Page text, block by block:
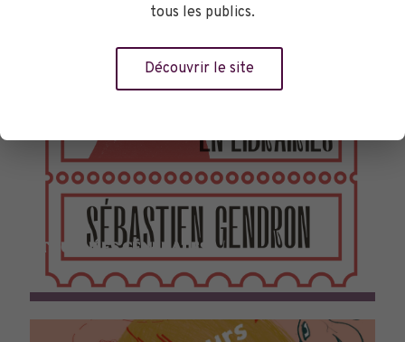
TOURNÉES GÉNÉRALES
tous les publics.
Découvrir le site